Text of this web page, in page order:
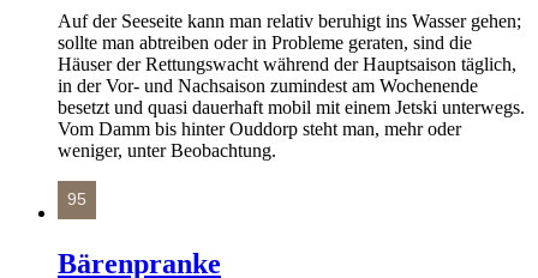
Auf der Seeseite kann man relativ beruhigt ins Wasser gehen;
sollte man abtreiben oder in Probleme geraten, sind die
Häuser der Rettungswacht während der Hauptsaison täglich,
in der Vor- und Nachsaison zumindest am Wochenende
besetzt und quasi dauerhaft mobil mit einem Jetski unterwegs.
Vom Damm bis hinter Ouddorp steht man, mehr oder
weniger, unter Beobachtung.
Bärenpranke